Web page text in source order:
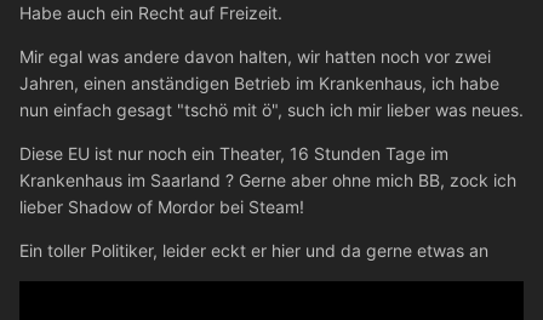
Habe auch ein Recht auf Freizeit.
Mir egal was andere davon halten, wir hatten noch vor zwei
Jahren, einen anständigen Betrieb im Krankenhaus, ich habe
nun einfach gesagt "tschö mit ö", such ich mir lieber was neues.
Diese EU ist nur noch ein Theater, 16 Stunden Tage im
Krankenhaus im Saarland ? Gerne aber ohne mich BB, zock ich
lieber Shadow of Mordor bei Steam!
Ein toller Politiker, leider eckt er hier und da gerne etwas an